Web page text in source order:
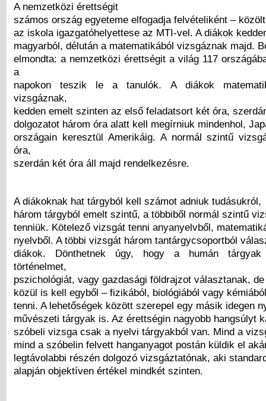
A nemzetközi érettségit
számos ország egyeteme elfogadja felvételiként –
az iskola igazgatóhelyettese az MTI-vel. A diákok
magyarból, délután a matematikából vizsgáznak majd.
elmondta: a nemzetközi érettségit a világ 117
a
napokon teszik le a tanulók. A diákok
vizsgáznak,
kedden emelt szinten az első feladatsort két óra,
dolgozatot három óra alatt kell megírniuk mindenhol,
országain keresztül Amerikáig. A normál szintű
óra,
szerdán két óra áll majd rendelkezésre.
A diákoknak hat tárgyból kell számot adniuk tudásukról,
három tárgyból emelt szintű, a többiből normál szintű
tenniük. Kötelező vizsgát tenni anyanyelvből,
nyelvből. A többi vizsgát három tantárgycsoportból
diákok. Dönthetnek úgy, hogy a humán
történelmet,
pszichológiát, vagy gazdasági földrajzot választanak,
közül is kell egyből – fizikából, biológiából vagy
tenni. A lehetőségek között szerepel egy másik idegen
művészeti tárgyak is. Az érettségin nagyobb hangsúlyt
szóbeli vizsga csak a nyelvi tárgyakból van. Mind a
mind a szóbelin felvett hanganyagot postán küldik el
legtávolabbi részén dolgozó vizsgáztatónak, aki
alapján objektíven értékel mindkét szinten.